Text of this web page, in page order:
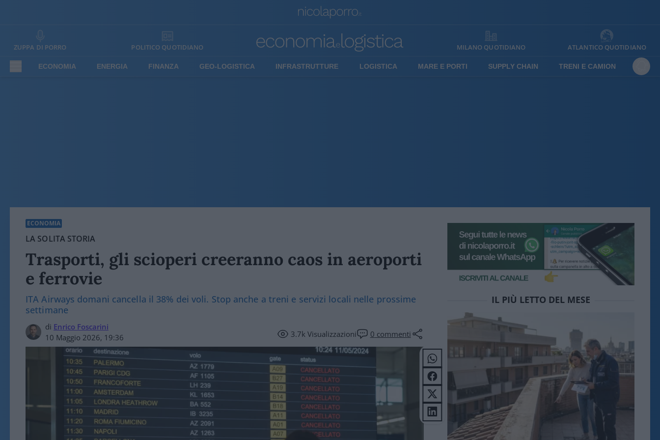
ZUPPA DI PORRO POLITICO QUOTIDIANO MILANO QUOTIDIANO ATLANTICO QUOTIDIANO
ECONOMIA ENERGIA FINANZA GEO-LOGISTICA INFRASTRUTTURE LOGISTICA MARE E PORTI SUPPLY CHAIN TRENI E CAMION
ECONOMIA
LA SOLITA STORIA
Trasporti, gli scioperi creeranno caos in aeroporti
e ferrovie
ITA Airways domani cancella il 38% dei voli. Stop anche a treni e servizi locali nelle prossime
settimane
di Enrico Foscarini
10 Maggio 2026, 19:36
3.7kVisualizzazioni 0 commenti
IL PIÙ LETTO DEL MESE